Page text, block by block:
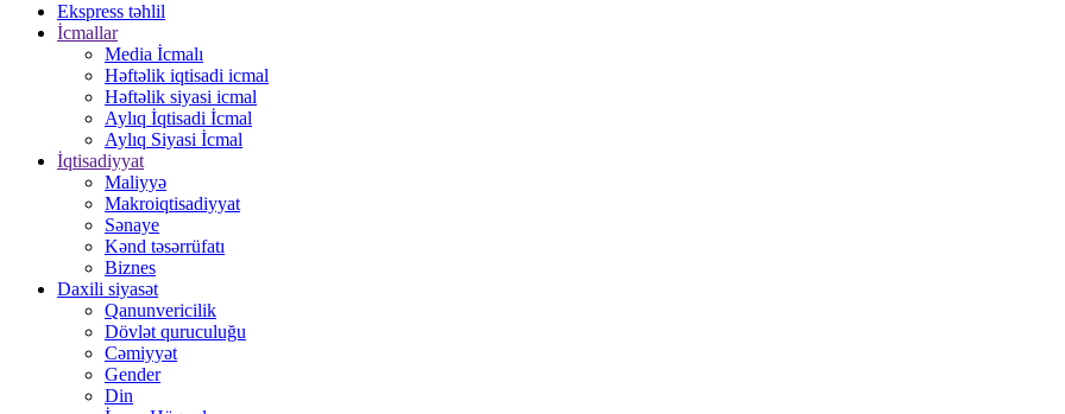
Ekspress təhlil
İcmallar
Media İcmalı
Həftəlik iqtisadi icmal
Həftəlik siyasi icmal
Aylıq İqtisadi İcmal
Aylıq Siyasi İcmal
İqtisadiyyat
Maliyyə
Makroiqtisadiyyat
Sənaye
Kənd təsərrüfatı
Biznes
Daxili siyasət
Qanunvericilik
Dövlət quruculuğu
Cəmiyyət
Gender
Din